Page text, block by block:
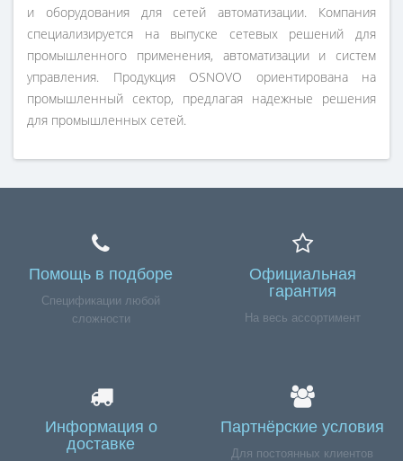
и оборудования для сетей автоматизации. Компания
специализируется на выпуске сетевых решений для
промышленного применения, автоматизации и систем
управления. Продукция OSNOVO ориентирована на
промышленный сектор, предлагая надежные решения
для промышленных сетей.
Помощь в подборе
Спецификации любой
сложности
Официальная
гарантия
На весь ассортимент
Информация о
доставке
Партнёрские условия
Для постоянных клиентов